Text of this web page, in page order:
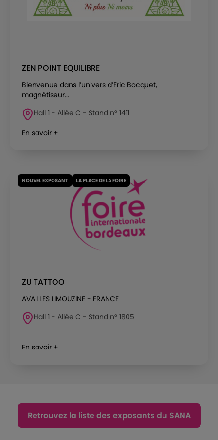
ZEN POINT EQUILIBRE
Bienvenue dans l’univers d’Eric Bocquet,
magnétiseur...
Hall 1 - Allée C - Stand n° 1411
En savoir +
NOUVEL EXPOSANT LA PLACE DE LA FOIRE
ZU TATTOO
AVAILLES LIMOUZINE - FRANCE
Hall 1 - Allée C - Stand n° 1805
En savoir +
Retrouvez la liste des exposants du SANA